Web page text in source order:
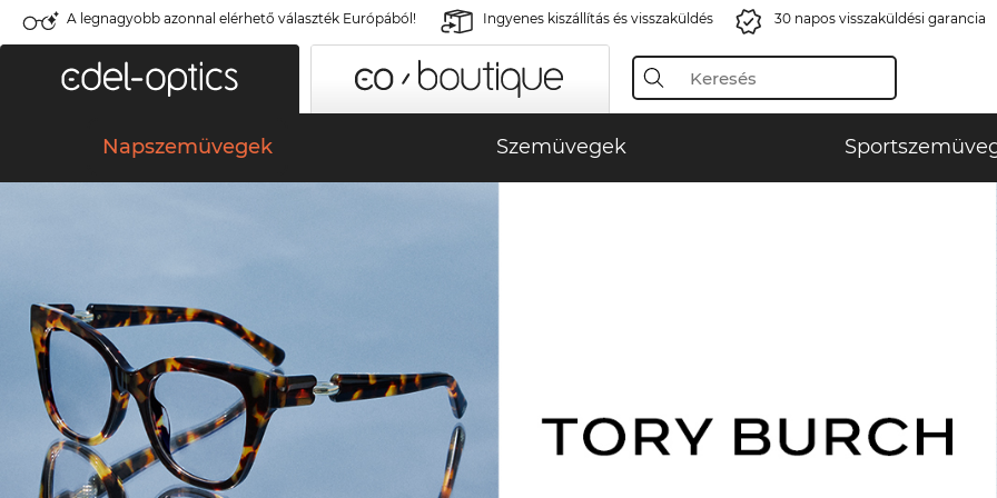
A legnagyobb azonnal elérhető választék Európából! Ingyenes kiszállítás és visszaküldés 30 napos visszaküldési garancia
Napszemüvegek Szemüvegek